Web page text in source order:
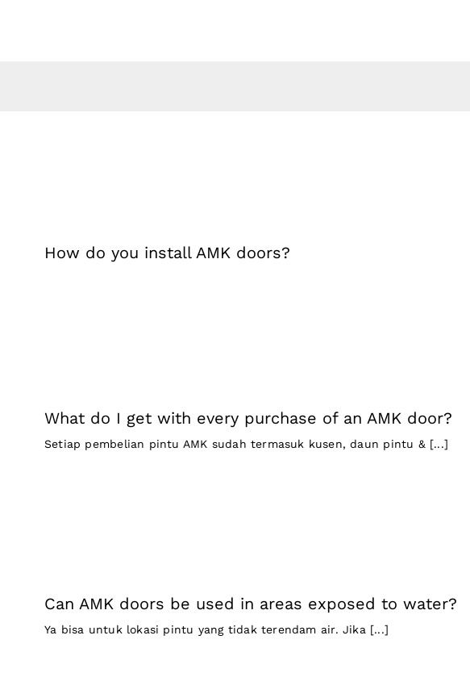
How do you install AMK doors?
What do I get with every purchase of an AMK door?
Setiap pembelian pintu AMK sudah termasuk kusen, daun pintu & [...]
Can AMK doors be used in areas exposed to water?
Ya bisa untuk lokasi pintu yang tidak terendam air. Jika [...]